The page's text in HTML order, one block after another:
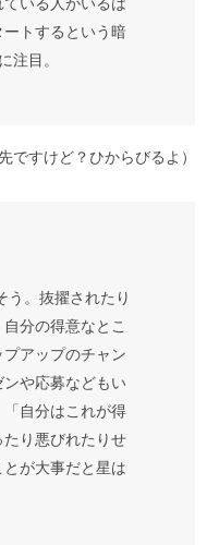
トするという暗
注目。
すけど？ひからびるよ）
。抜擢されたり
分の得意なとこ
アップのチャン
や応募などもい
自分はこれが得
り悪びれたりせ
が大事だと星は